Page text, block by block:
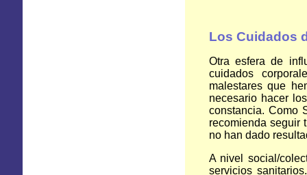
Los Cuidados
Otra esfera de
cuidados
malestares que
necesario hacer
constancia. Como
recomienda seguir
no han dado
A nivel social/
servicios